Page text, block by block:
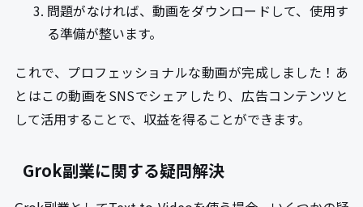
問題がなければ、動画をダウンロードして、使用す
る準備が整います。
これで、プロフェッショナルな動画が完成しました！あ
とはこの動画をSNSでシェアしたり、広告コンテンツと
して活用することで、収益を得ることができます。
Grok副業に関する疑問解決